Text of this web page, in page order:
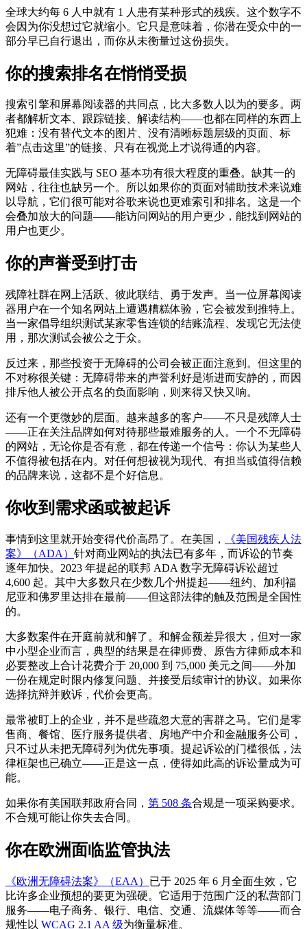
全球大约每 6 人中就有 1 人患有某种形式的残疾。这个数字不
会因为你没想过它就缩小。它只是意味着，你潜在受众中的一
部分早已自行退出，而你从未衡量过这份损失。
你的搜索排名在悄悄受损
搜索引擎和屏幕阅读器的共同点，比大多数人以为的要多。两
者都解析文本、跟踪链接、解读结构——也都在同样的东西上
犯难：没有替代文本的图片、没有清晰标题层级的页面、标
着”点击这里”的链接、只有在视觉上才说得通的内容。
无障碍最佳实践与 SEO 基本功有很大程度的重叠。缺其一的
网站，往往也缺另一个。所以如果你的页面对辅助技术来说难
以导航，它们很可能对谷歌来说也更难索引和排名。这是一个
会叠加放大的问题——能访问网站的用户更少，能找到网站的
用户也更少。
你的声誉受到打击
残障社群在网上活跃、彼此联结、勇于发声。当一位屏幕阅读
器用户在一个知名网站上遭遇糟糕体验，它会被发到推特上。
当一家倡导组织测试某家零售连锁的结账流程、发现它无法使
用，那次测试会被公之于众。
反过来，那些投资于无障碍的公司会被正面注意到。但这里的
不对称很关键：无障碍带来的声誉利好是渐进而安静的，而因
排斥他人被公开点名的负面影响，则来得又快又响。
还有一个更微妙的层面。越来越多的客户——不只是残障人士
——正在关注品牌如何对待那些最难服务的人。一个不无障碍
的网站，无论你是否有意，都在传递一个信号：你认为某些人
不值得被包括在内。对任何想被视为现代、有担当或值得信赖
的品牌来说，这都不是个好信息。
你收到需求函或被起诉
事情到这里就开始变得代价高昂了。在美国，
《美国残疾人法
案》（ADA） 针对商业网站的执法已有多年，而诉讼的节奏
逐年加快。2023 年提起的联邦 ADA 数字无障碍诉讼超过
4,600 起。其中大多数只在少数几个州提起——纽约、加利福
尼亚和佛罗里达排在最前——但这部法律的触及范围是全国性
的。
大多数案件在开庭前就和解了。和解金额差异很大，但对一家
中小型企业而言，典型的结果是在律师费、原告方律师成本和
必要整改上合计花费介于 20,000 到 75,000 美元之间——外加
一份在规定时限内修复问题、并接受后续审计的协议。如果你
选择抗辩并败诉，代价会更高。
最常被盯上的企业，并不是些疏忽大意的害群之马。它们是零
售商、餐馆、医疗服务提供者、房地产中介和金融服务公司，
只不过从未把无障碍列为优先事项。提起诉讼的门槛很低，法
律框架也已确立——正是这一点，使得如此高的诉讼量成为可
能。
如果你有美国联邦政府合同， 第 508 条合规是一项采购要求。
不合规可能让你失去合同。
你在欧洲面临监管执法
《欧洲无障碍法案》（EAA） 已于 2025 年 6 月全面生效，它
比许多企业预想的要更为强硬。它适用于范围广泛的私营部门
服务——电子商务、银行、电信、交通、流媒体等等——而合
规性以 WCAG 2.1 AA 级为衡量标准。